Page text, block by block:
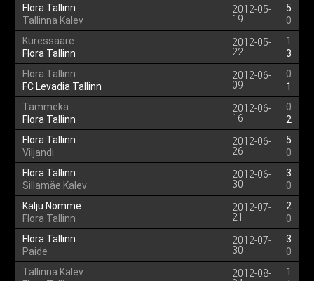
Flora Tallinn
Tallinna Kalev
2012-05-
19
5
0
Kuressaare
Flora Tallinn
2012-05-
22
1
3
Flora Tallinn
FC Levadia Tallinn
2012-06-
09
0
1
Tammeka
Flora Tallinn
2012-06-
16
0
2
Flora Tallinn
Viljandi
2012-06-
26
5
0
Flora Tallinn
Sillamäe Kalev
2012-06-
30
3
0
Kalju Nomme
Flora Tallinn
2012-07-
21
2
0
Flora Tallinn
Paide
2012-07-
30
3
0
Tallinna Kalev
2012-08-
1